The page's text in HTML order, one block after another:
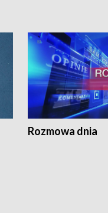
Rozmowa dnia